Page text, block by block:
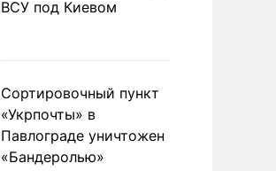
ВСУ под Киевом
Сортировочный пункт
«Укрпочты» в
Павлограде уничтожен
«Бандеролью»